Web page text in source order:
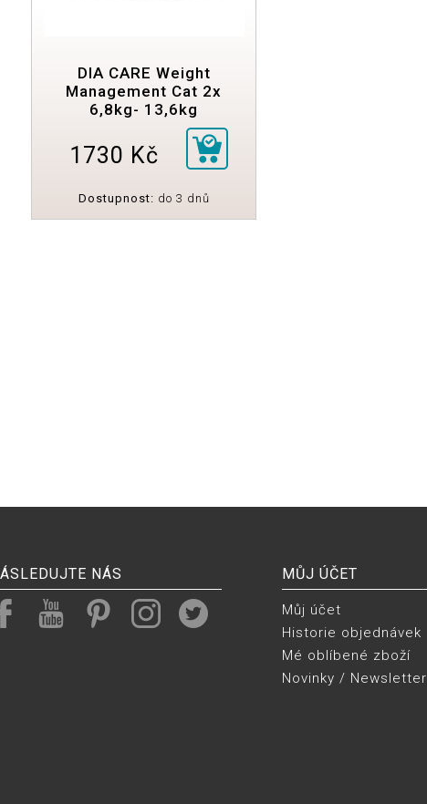
DIA CARE Weight
Management Cat 2x
6,8kg- 13,6kg
1730 Kč
Dostupnost: do 3 dnů
NÁS MŮJ ÚČET
Můj účet
Historie objednávek
Mé oblíbené zboží
Novinky / Newsletter